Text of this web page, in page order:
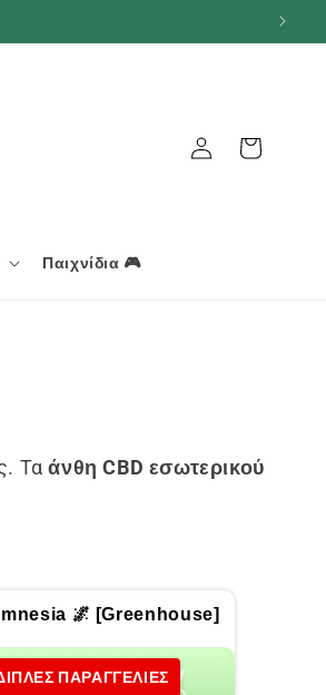
Παιχνίδια 🎮
Σύνδεση Καλάθι
Ταάνθη CBD εσωτερικού
🌌 [Greenhouse]
ΠΑΡΑΓΓΕΛΙΕΣ